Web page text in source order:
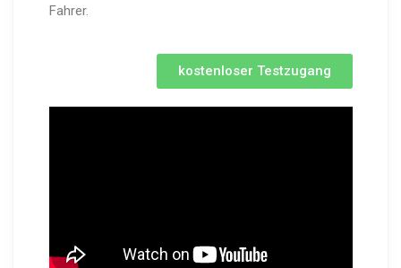
Fahrer.
kostenloser Testzugang